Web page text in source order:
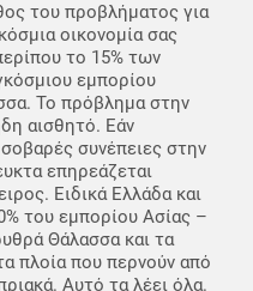
του προβλήματος για
οικονομία σας
το 15% των
εμπορίου
Το πρόβλημα στην
αισθητό. Εάν
συνέπειες στην
επηρεάζεται
Ειδικά Ελλάδα και
του εμπορίου Ασίας –
Θάλασσα και τα
πλοία που περνούν από
Αυτό τα λέει όλα.